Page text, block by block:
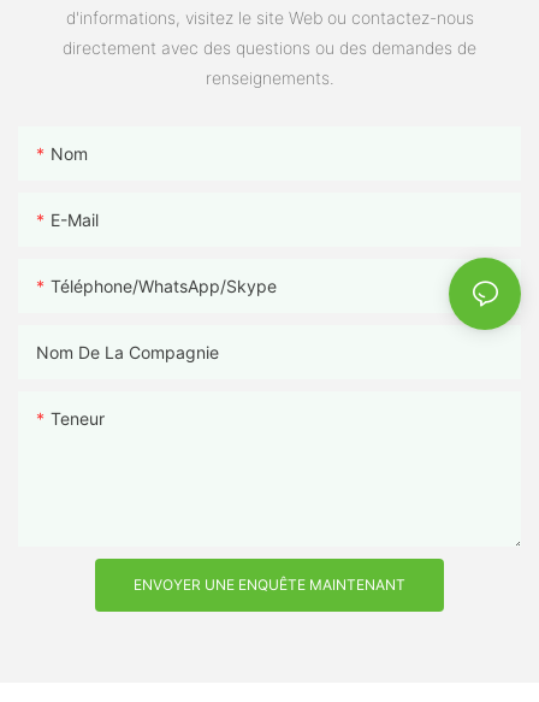
d'informations, visitez le site Web ou contactez-nous
directement avec des questions ou des demandes de
renseignements.
Nom
E-Mail
Téléphone/WhatsApp/Skype
Nom De La Compagnie
Teneur
ENVOYER UNE ENQUÊTE MAINTENANT